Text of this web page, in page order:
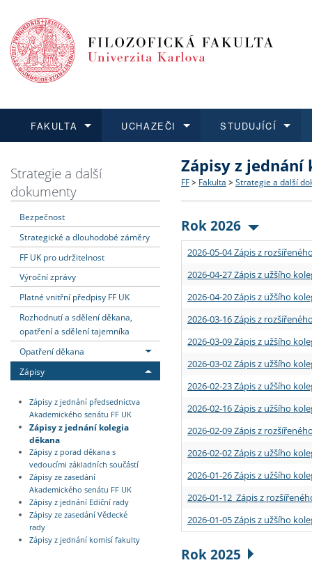
FAKULTA
Dozvědět se více
Struktura a historie
Strategie a další
Podpora a benefity pro
Absolventi fakulty
UCHAZEČI
Podat přihlášku
Co studovat a jak se
Učitelské studijní
Informace k průběhu
STUDUJÍCÍ
Dozvědět se více
Bakalářské a magisterské
Doktorské studium
Rigorózní řízení
Dozvědět se více
O vědě a výzkumu na FF
Akademické kvalifikace
Granty a projekty
Dozvědět se více
Aktuální nabídky a
Vyjíždějící studenti
Přijíždějící studenti
Vyjíždějící zaměstnanci
Strategie a další
dokumenty
Bezpečnost
Strategické a dlouhodobé záměry
FF UK pro udržitelnost
Výroční zprávy
Platné vnitřní předpisy FF UK
Rozhodnutí a sdělení děkana,
opatření a sdělení tajemníka
Opatření děkana
Zápisy
Zápisy z jednání předsednictva
Akademického senátu FF UK
Zápisy z jednání kolegia
děkana
Zápisy z porad děkana s
vedoucími základních součástí
Zápisy ze zasedání
Akademického senátu FF UK
Zápisy z jednání Ediční rady
Zápisy ze zasedání Vědecké
rady
Zápisy z jednání komisí fakulty
Zápisy z jednání
FF > Fakulta > Strategie a další
Rok 2026
2026-05-04 Zápis z
2026-04-27 Zápis z užšího
2026-04-20 Zápis z užšího
2026-03-16 Zápis z
2026-03-09 Zápis z užšího
2026-03-02 Zápis z užšího
2026-02-23 Zápis z užšího
2026-02-16 Zápis z užšího
2026-02-09 Zápis z
2026-02-02 Zápis z užšího
2026-01-26 Zápis z užšího
2026-01-12 Zápis z
2026-01-05 Zápis z užšího
Rok 2025